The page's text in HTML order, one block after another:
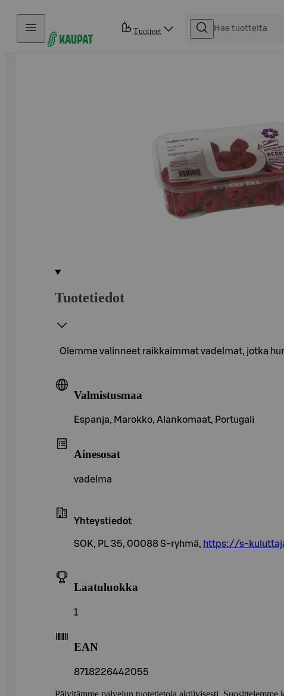
Hyppää sisältöön
Tuotteet
Tuotetiedot
Olemme valinneet raikkaimmat vadelmat, jotka
Valmistusmaa
Espanja, Marokko, Alankomaat, Portugali
Ainesosat
vadelma
Yhteystiedot
SOK, PL 35, 00088 S-ryhmä, https://s-
Laatuluokka
1
EAN
8718226442055
Päivitämme palvelun tuotetietoja aktiivisesti. Suosittelemme